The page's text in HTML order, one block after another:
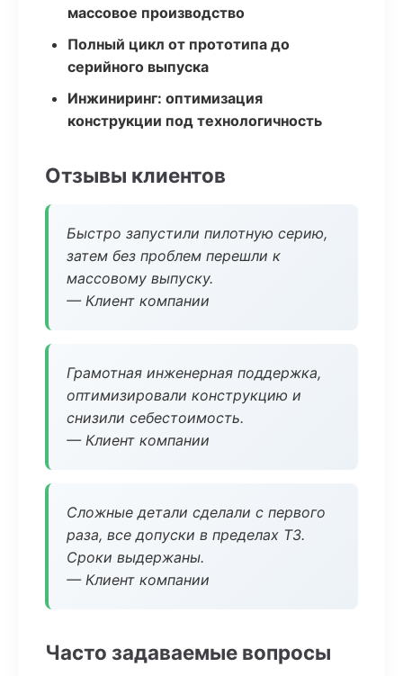
массовое производство
Полный цикл от прототипа до
серийного выпуска
Инжиниринг: оптимизация
конструкции под технологичность
Отзывы клиентов
Быстро запустили пилотную серию,
затем без проблем перешли к
массовому выпуску.
— Клиент компании
Грамотная инженерная поддержка,
оптимизировали конструкцию и
снизили себестоимость.
— Клиент компании
Сложные детали сделали с первого
раза, все допуски в пределах ТЗ.
Сроки выдержаны.
— Клиент компании
Часто задаваемые вопросы